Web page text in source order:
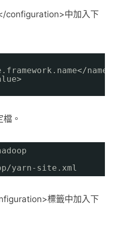
configuration>中加入下
/name
>
。
yarn-site .xml
標籤中加入下